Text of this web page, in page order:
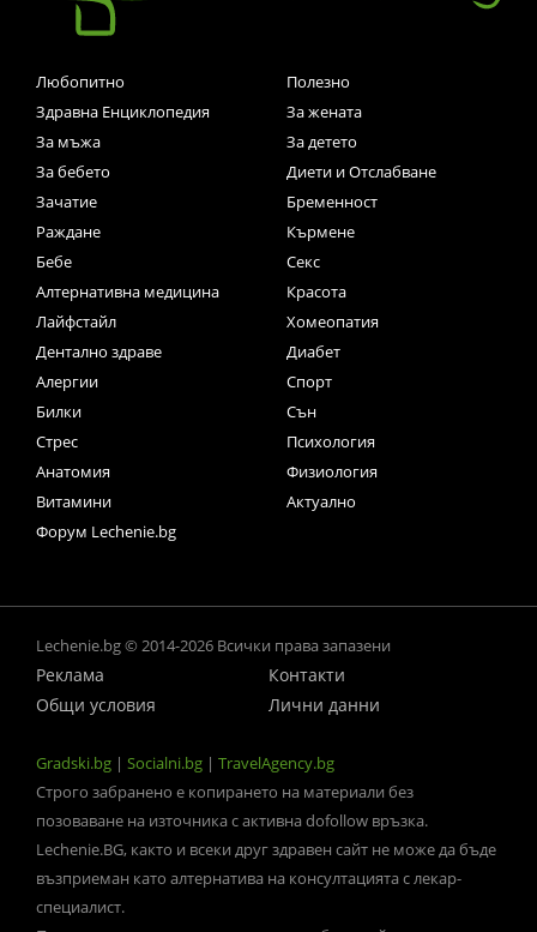
Любопитно
Полезно
Здравна Енциклопедия
За жената
За мъжа
За детето
За бебето
Диети и Отслабване
Зачатие
Бременност
Раждане
Кърмене
Бебе
Секс
Алтернативна медицина
Красота
Лайфстайл
Хомеопатия
Дентално здраве
Диабет
Алергии
Спорт
Билки
Сън
Стрес
Психология
Анатомия
Физиология
Витамини
Актуално
Форум Lechenie.bg
Lechenie.bg © 2014-2026 Всички права запазени
Реклама
Контакти
Общи условия
Лични данни
Gradski.bg | Socialni.bg | TravelAgency.bg
Строго забранено е копирането на материали без
позоваване на източника с активна dofollow връзка.
Lechenie.BG, както и всеки друг здравен сайт не може да бъде
възприеман като алтернатива на консултацията с лекар-
специалист.